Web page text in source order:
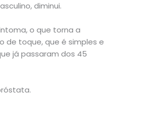
diminui.
o que torna a
de toque, que é simples e
já passaram dos 45